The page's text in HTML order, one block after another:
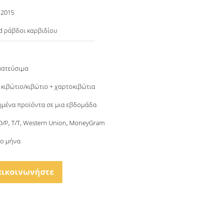
ράβδοι καρβιδίου
κιβώτιο + χαρτοκιβώτια
προϊόντα σε μια εβδομάδα
P, T/T, Western Union, MoneyGram
μήνα